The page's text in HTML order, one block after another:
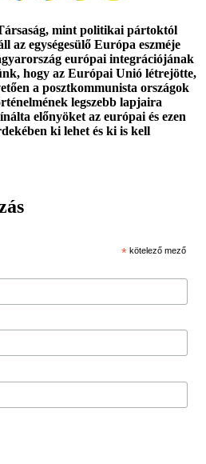
mint politikai pártoktól
az egységesülő Európa eszméje
európai integrációjának
hogy az Európai Unió létrejötte,
a posztkommunista országok
legszebb lapjaira
előnyöket az európai és ezen
ki lehet és ki is kell
* kötelező mező